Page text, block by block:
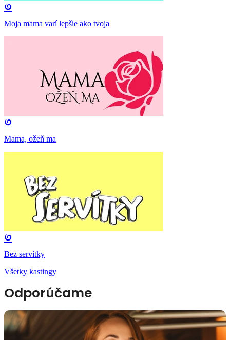
Moja mama varí lepšie ako tvoja
Mama, ožeň ma
Bez servítky
Všetky kastingy
Odporúčame